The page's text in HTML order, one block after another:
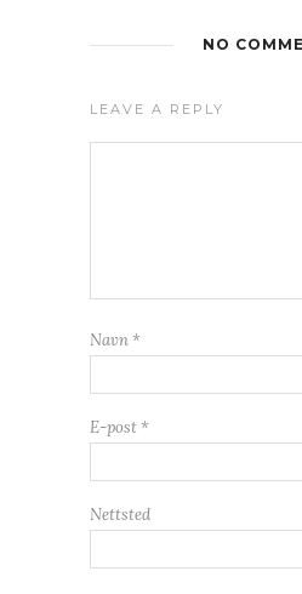
NO
LEAVE A REPLY
Navn *
E-post *
Nettsted